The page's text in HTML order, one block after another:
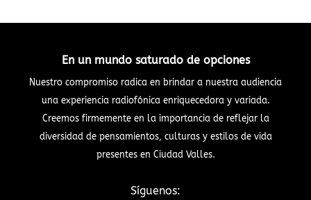
En un mundo saturado de opciones
Nuestro compromiso radica en brindar a nuestra audiencia
una experiencia radiofónica enriquecedora y variada.
Creemos firmemente en la importancia de reflejar la
diversidad de pensamientos, culturas y estilos de vida
presentes en Ciudad Valles.
Síguenos: